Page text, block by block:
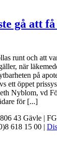
gå att få
runt och att
när
på
ett öppet
Nyblom, vd
för [...]
43 Gävle |
618 15 00 |